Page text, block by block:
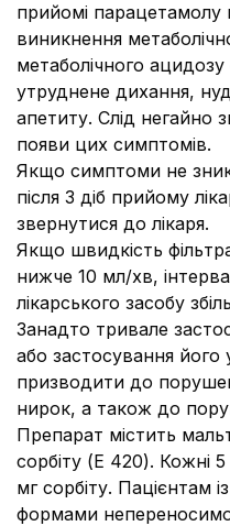
прийомі парацетамолу
виникнення
метаболічного
утруднене дихання,
апетиту. Слід негайно
появи цих симптомів.
Якщо симптоми не
після 3 діб прийому
звернутися до лікаря.
Якщо швидкість
нижче 10 мл/хв,
лікарського засобу
Занадто тривале
або застосування
призводити до
нирок, а також до
Препарат містить
сорбіту (E 420). Кожні
мг сорбіту. Пацієнтам
формами